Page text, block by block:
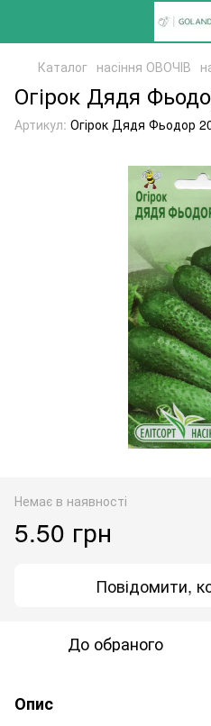
Каталог насіння ОВОЧІВ
Огірок Дядя
Артикул: Огірок Дядя Фьодор
Немає в наявності
5.50 грн
Повідомити,
До обраного
Опис